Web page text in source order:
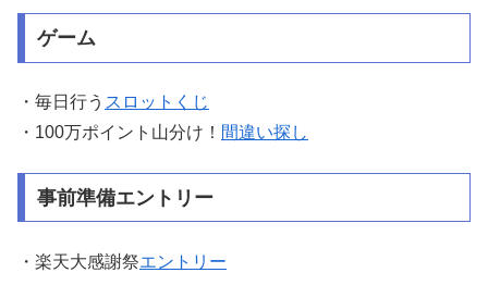
ゲーム
・毎日行う スロットくじ
・100万ポイント山分け！ 間違い探し
事前準備エントリー
・楽天大感謝祭エントリー